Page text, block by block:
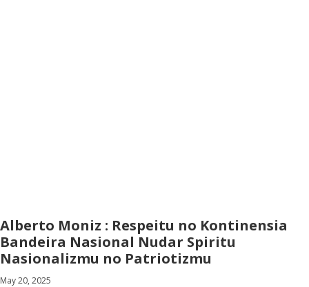
Alberto Moniz : Respeitu no Kontinensia
Bandeira Nasional Nudar Spiritu
Nasionalizmu no Patriotizmu
May 20, 2025